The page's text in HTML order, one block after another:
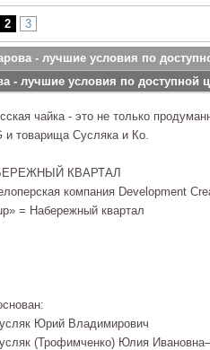
2 3
- лучшие условия по
- лучшие условия по доступной
чайка - это не только
и товарища Сусляка и Ко.
КВАРТАЛ
компания Development
= Набережный квартал
Юрий Владимирович
(Трофимченко) Юлия